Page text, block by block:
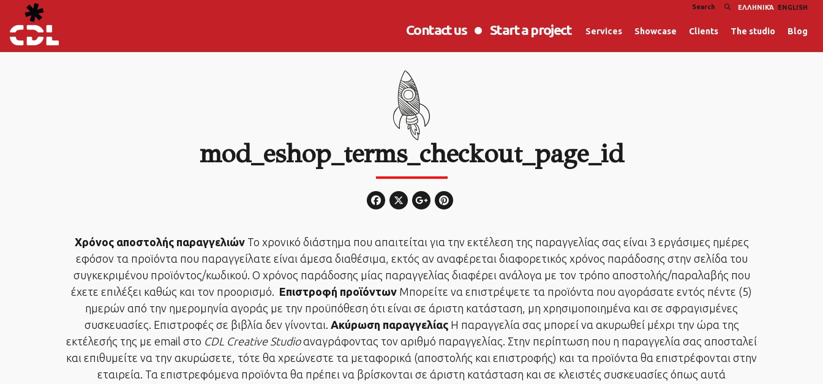
ΕΛΛΗΝΙΚΆ ENGLISH
Contact us Start a project Services Showcase Clients The studio Blog
mod_eshop_terms_checkout_page_id
Χρόνος αποστολής παραγγελιώνΤο χρονικό διάστημα που απαιτείται για την εκτέλεση της παραγγελίας σας είναι 3 εργάσιμες ημέρες
εφόσον τα προϊόντα που παραγγείλατε είναι άμεσα διαθέσιμα, εκτός αν αναφέρεται διαφορετικός χρόνος παράδοσης στην σελίδα του
συγκεκριμένου προϊόντος/κωδικού. Ο χρόνος παράδοσης μίας παραγγελίας διαφέρει ανάλογα με τον τρόπο αποστολής/παραλαβής που
έχετε επιλέξει καθώς και τον προορισμό. Επιστροφή προϊόντων Μπορείτε να επιστρέψετε τα προϊόντα που αγοράσατε εντός πέντε (5)
ημερών από την ημερομηνία αγοράς με την προϋπόθεση ότι είναι σε άριστη κατάσταση, μη χρησιμοποιημένα και σε σφραγισμένες
συσκευασίες. Επιστροφές σε βιβλία δεν γίνονται. Ακύρωση παραγγελίαςΗ παραγγελία σας μπορεί να ακυρωθεί μέχρι την ώρα της
εκτέλεσής της με email στο CDL Creative Studioαναγράφοντας τον αριθμό παραγγελίας. Στην περίπτωση που η παραγγελία σας αποσταλεί
και επιθυμείτε να την ακυρώσετε, τότε θα χρεώνεστε τα μεταφορικά (αποστολής και επιστροφής) και τα προϊόντα θα επιστρέφονται στην
εταιρεία. Τα επιστρεφόμενα προϊόντα θα πρέπει να βρίσκονται σε άριστη κατάσταση και σε κλειστές συσκευασίες όπως αυτά